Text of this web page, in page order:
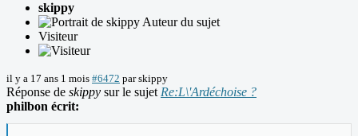
skippy
Auteur du sujet
Visiteur
il y a 17 ans 1 mois #6472 parskippy
Réponse de skippy sur le sujet Re:L\'Ardéchoise ?
philbon écrit: